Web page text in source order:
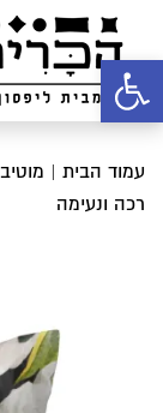
פתח סרגל
עמוד הבית |
רכה ונעימה